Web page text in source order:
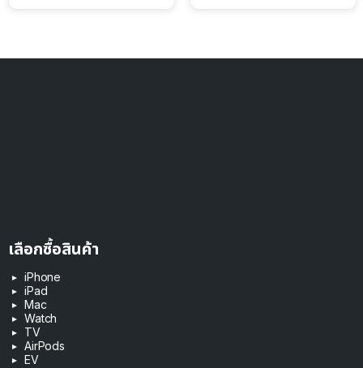
เลือกซื้อสินค้า
iPhone
iPad
Mac
Watch
TV
AirPods
EV